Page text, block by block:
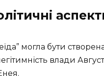
могла бути
влади